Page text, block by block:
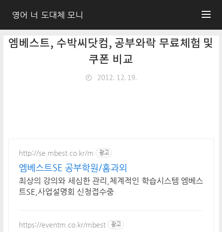
영어 너 도대체 모니
엠베스트, 수박씨닷컴, 공부와락 무료체험 및
쿠폰 비교
2012. 12. 19.
http://se.mbest.co.kr/m 광고
엠베스트SE 공부학원/홈과외
최상의 강의와 세심한 관리,체계적인 학습시스템 엠베스
트SE,사업설명회 신청접수중
https://eventm.co.kr/mbest 광고